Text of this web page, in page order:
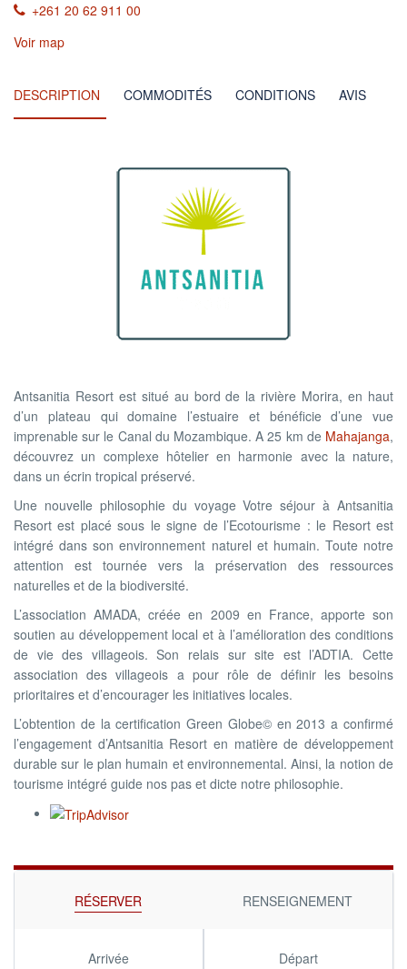
+261 20 62 911 00
Voir map
DESCRIPTION COMMODITÉS CONDITIONS AVIS
Antsanitia Resort est situé au bord de la rivière Morira, en haut
d’un plateau qui domaine l’estuaire et bénéficie d’une vue
imprenable sur le Canal du Mozambique. A 25 km de Mahajanga,
découvrez un complexe hôtelier en harmonie avec la nature,
dans un écrin tropical préservé.
Une nouvelle philosophie du voyage Votre séjour à Antsanitia
Resort est placé sous le signe de l’Ecotourisme : le Resort est
intégré dans son environnement naturel et humain. Toute notre
attention est tournée vers la préservation des ressources
naturelles et de la biodiversité.
L’association AMADA, créée en 2009 en France, apporte son
soutien au développement local et à l’amélioration des conditions
de vie des villageois. Son relais sur site est l’ADTIA. Cette
association des villageois a pour rôle de définir les besoins
prioritaires et d’encourager les initiatives locales.
L’obtention de la certification Green Globe© en 2013 a confirmé
l’engagement d’Antsanitia Resort en matière de développement
durable sur le plan humain et environnemental. Ainsi, la notion de
tourisme intégré guide nos pas et dicte notre philosophie.
RÉSERVER RENSEIGNEMENT
Arrivée
Départ